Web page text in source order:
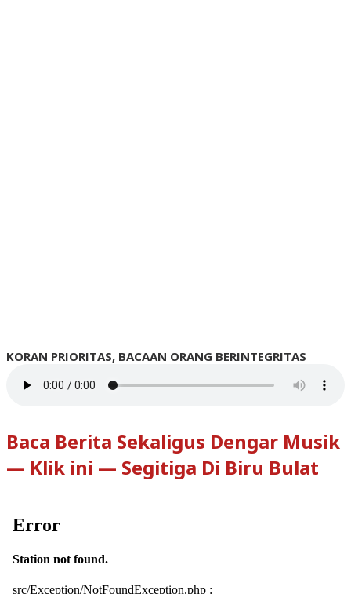
KORAN PRIORITAS, BACAAN ORANG BERINTEGRITAS
Baca Berita Sekaligus Dengar Musik
— Klik ini — Segitiga Di Biru Bulat